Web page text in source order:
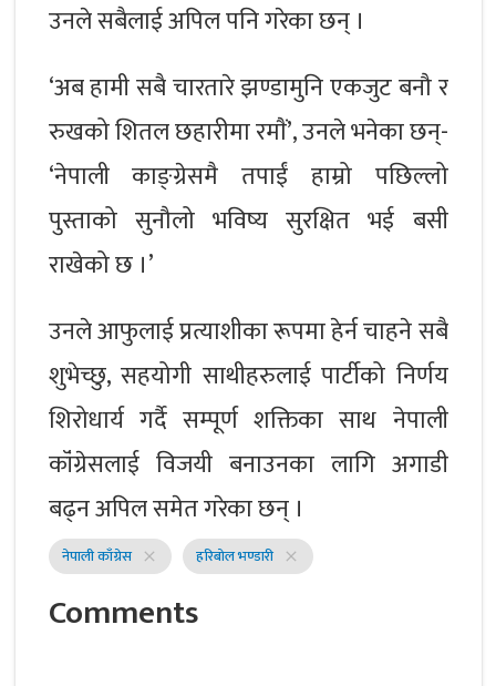
उनले सबैलाई अपिल पनि गरेका छन् ।
‘अब हामी सबै चारतारे झण्डामुनि एकजुट बनौ र
रुखको शितल छहारीमा रमाैं’, उनले भनेका छन्-
‘नेपाली काङ्ग्रेसमै तपाईं हाम्रो पछिल्लो
पुस्ताको सुनौलो भविष्य सुरक्षित भई बसी
राखेको छ ।’
उनले आफुलाई प्रत्याशीका रूपमा हेर्न चाहने सबै
शुभेच्छु, सहयोगी साथीहरुलाई पार्टीको निर्णय
शिरोधार्य गर्दै सम्पूर्ण शक्तिका साथ नेपाली
कॉंग्रेसलाई विजयी बनाउनका लागि अगाडी
बढ्न अपिल समेत गरेका छन् ।
नेपाली काँग्रेस close हरिबोल भण्डारी close
Comments